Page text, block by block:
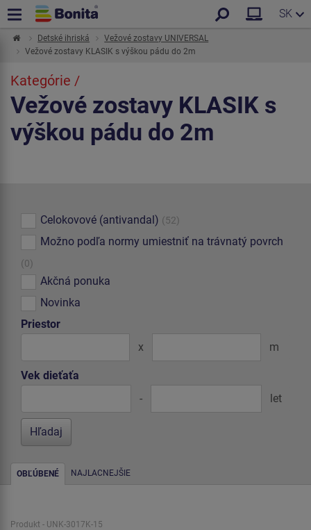
SK
Detské ihriská
Vežové zostavy UNIVERSAL
Vežové zostavy KLASIK s výškou pádu do 2m
Kategórie /
Vežové zostavy KLASIK s
výškou pádu do 2m
Celokovové (antivandal) (52)
Možno podľa normy umiestniť na trávnatý povrch
(0)
Akčná ponuka
Novinka
Priestor
x
m
Vek dieťaťa
-
let
OBĽÚBENÉ NAJLACNEJŠIE
Produkt - UNK-3017K-15